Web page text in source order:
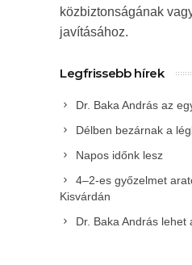
közbiztonságának
javításához.
Legfrissebb hírek
Dr. Baka András az
Délben bezárnak a
Napos időnk lesz
4–2-es győzelmet
Kisvárdán
Dr. Baka András lehet